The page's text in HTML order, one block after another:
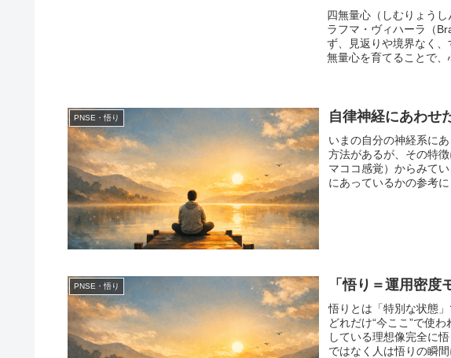
四無量心（しむりょう
ラフマ・ヴィハーラ（
ず、見返りや境界なく
無量心を育てることで、
PNSE・悟り 自律神経にあわせ
いまの自分の神経系に
方法があるが、その特
マココ感覚）からみて
にあっているかの参考に
PNSE・悟り 「悟り＝運用密度
悟りとは「特別な状態
どれだけ“今ここ”で使
している理想像完全に
ではなく人は悟りの瞬